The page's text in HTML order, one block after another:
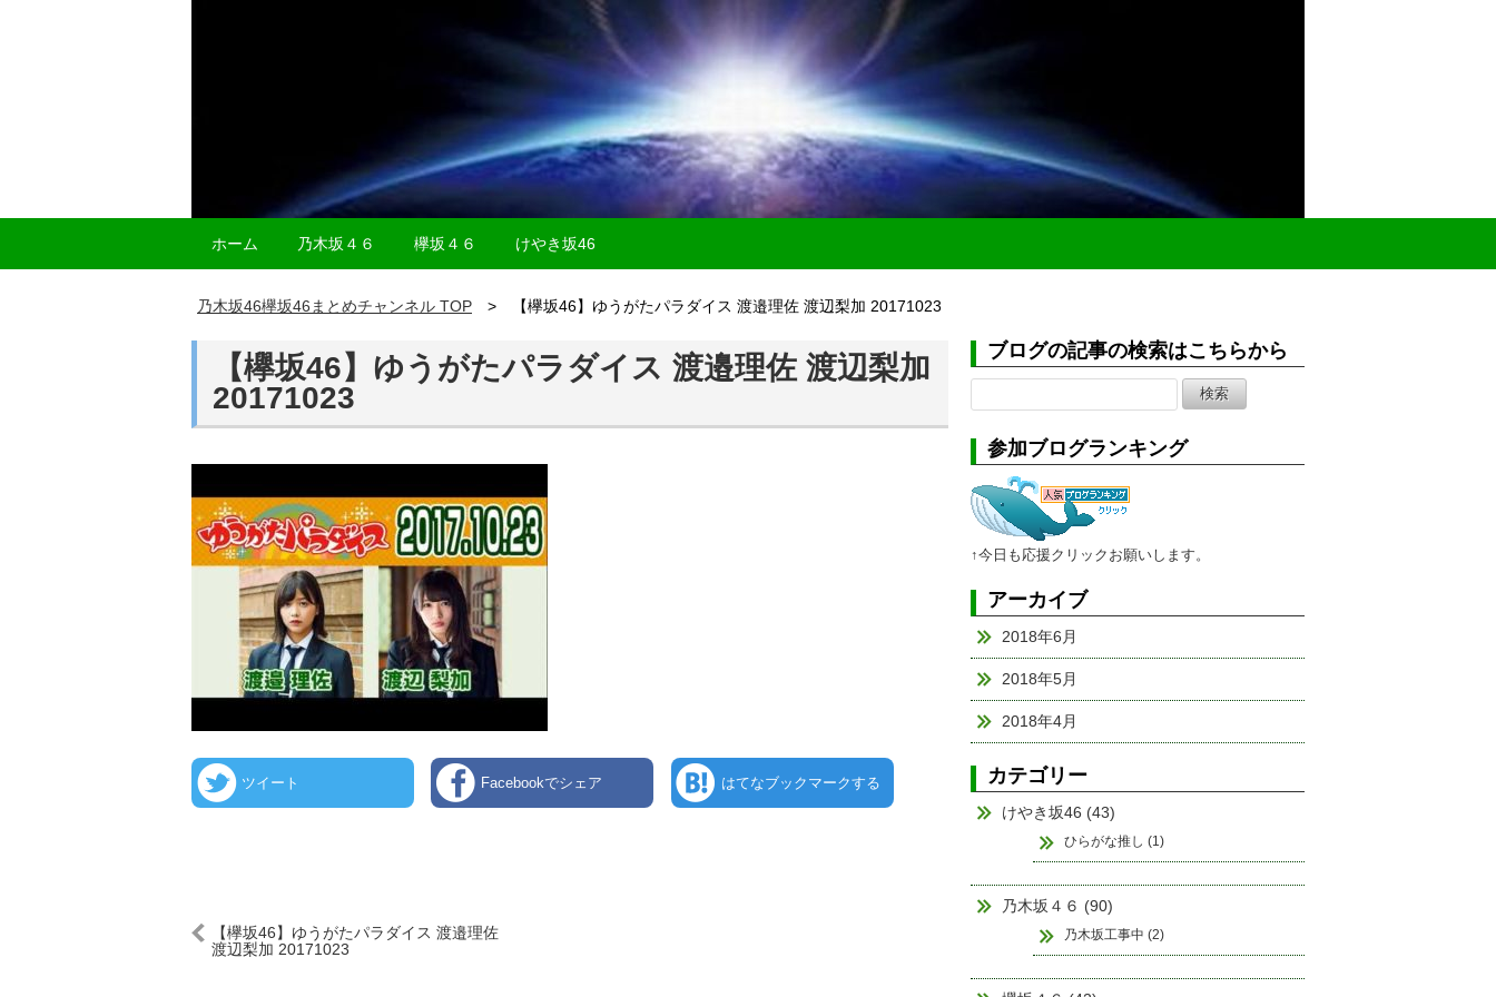
ホーム 乃木坂４６ 欅坂４６ けやき坂46
乃木坂46欅坂46まとめチャンネル TOP 【欅坂46】ゆうがたパラダイス 渡邉理佐 渡辺梨加 20171023
【欅坂46】ゆうがたパラダイス 渡邉理佐 渡辺梨加
20171023
ツイート Facebookでシェア はてなブックマークする
【欅坂46】ゆうがたパラダイス 渡邉理佐
渡辺梨加 20171023
ブログの記事の検索はこちらから
索:
参加ブログランキング
↑今日も応援クリックお願いします。
アーカイブ
2018年6月
2018年5月
2018年4月
カテゴリー
けやき坂46 (43)
ひらがな推し (1)
乃木坂４６ (90)
乃木坂工事中 (2)